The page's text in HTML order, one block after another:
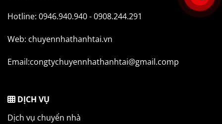
Hotline: 0946.940.940 - 0908.244.291
Web: chuyennhathanhtai.vn
Email:congtychuyennhathanhtai@gmail.comp
DỊCH VỤ
Dịch vụ chuyển nhà